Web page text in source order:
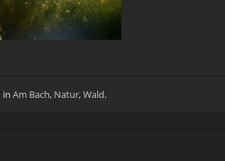
in Am Bach, Natur,Wald.